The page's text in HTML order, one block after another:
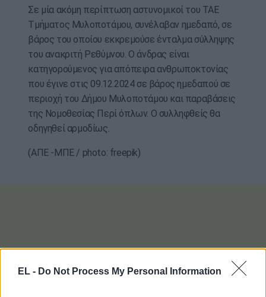
EL - Do Not Process My Personal Information
Σε μία ακόμη περίπτωση αστυνομικοί του ΤΑΕ
Τμήματος Μυλοποτάμου, συνέλαβαν ημεδαπό, σε
βάρος του οποίου εκκρεμούσε ένταλμα σύλληψης
του ανακριτή Ρεθύμνου. Ο άνδρας είναι
κατηγορούμενος για απόπειρα ανθρωποκτονίας
που έγινε στις 09.12.2024 σε βάρος ημεδαπού σε
περιοχή του Δήμου Μυλοποτάμου και παραβάσεις
της Νομοθεσίας Περί όπλων. Ο συλληφθείς θα
οδηγηθεί αρμοδίως.
(ΑΠΕ -ΜΠΕ / photo: freepik)